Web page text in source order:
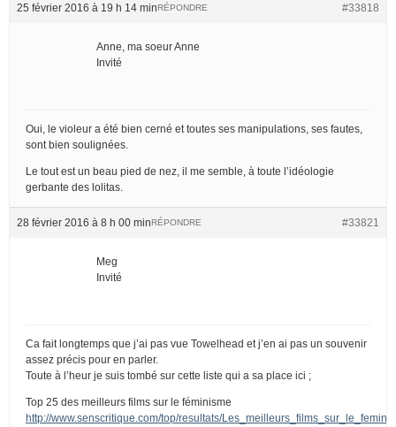
25 février 2016 à 19 h 14 min #33818
RÉPONDRE
Anne, ma soeur Anne
Invité
Oui, le violeur a été bien cerné et toutes ses manipulations, ses fautes,
sont bien soulignées.
Le tout est un beau pied de nez, il me semble, à toute l’idéologie
gerbante des lolitas.
28 février 2016 à 8 h 00 min #33821
RÉPONDRE
Meg
Invité
Ca fait longtemps que j’ai pas vue Towelhead et j’en ai pas un souvenir
assez précis pour en parler.
Toute à l’heur je suis tombé sur cette liste qui a sa place ici ;
Top 25 des meilleurs films sur le féminisme
http://www.senscritique.com/top/resultats/